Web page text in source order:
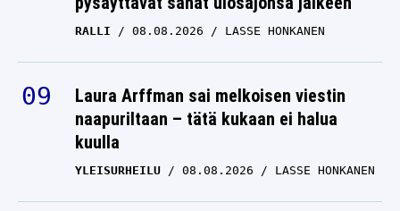
RALLI 08.08.2026 LASSE HONKANEN
Laura Arffman sai melkoisen viestin
naapuriltaan – tätä kukaan ei halua
kuulla
YLEISURHEILU 08.08.2026 LASSE HONKANEN